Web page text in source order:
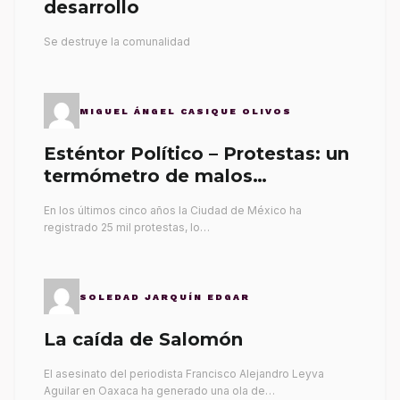
desarrollo
Se destruye la comunalidad
MIGUEL ÁNGEL CASIQUE OLIVOS
Esténtor Político – Protestas: un
termómetro de malos
En los últimos cinco años la Ciudad de México ha
registrado 25 mil protestas, lo…
SOLEDAD JARQUÍN EDGAR
La caída de Salomón
El asesinato del periodista Francisco Alejandro Leyva
Aguilar en Oaxaca ha generado una ola de…